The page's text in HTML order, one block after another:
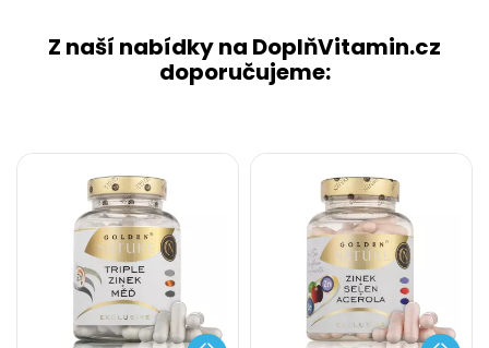
Z naší nabídky na DoplňVitamin.cz
doporučujeme: